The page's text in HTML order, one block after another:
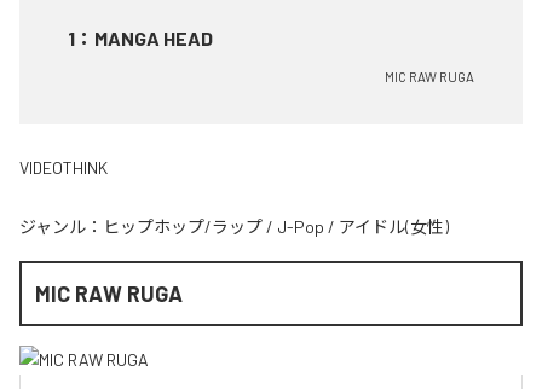
1 ： MANGA HEAD
MIC RAW RUGA
VIDEOTHINK
ジャンル： ヒップホップ/ラップ / J-Pop / アイドル(女性)
MIC RAW RUGA